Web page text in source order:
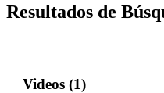
Resultados de
Videos (1)